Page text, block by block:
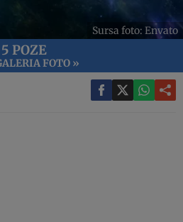
Sursa foto: Envato
5 POZE
FOTO »